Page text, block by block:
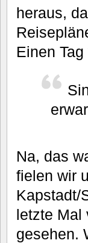
heraus,
Einen
Na, das
fielen wir
Kapstadt/
letzte Mal
gesehen.